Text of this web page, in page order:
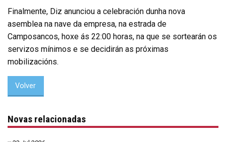
Finalmente, Diz anunciou a celebración dunha nova
asemblea na nave da empresa, na estrada de
Camposancos, hoxe ás 22:00 horas, na que se sortearán os
servizos mínimos e se decidirán as próximas
mobilizacións.
Volver
Novas relacionadas